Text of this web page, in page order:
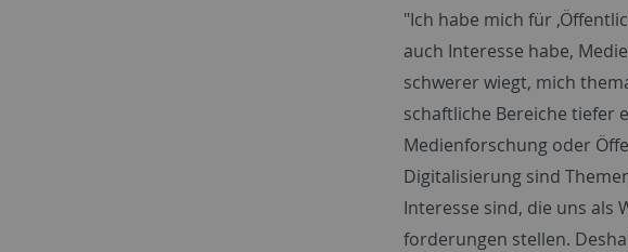
"Ich habe mich für
auch Interesse habe,
schwerer wiegt, mich
schaftliche Bereiche tiefer
Medienforschung oder
Digitalisierung sind
Interesse sind, die uns
forderungen stellen.